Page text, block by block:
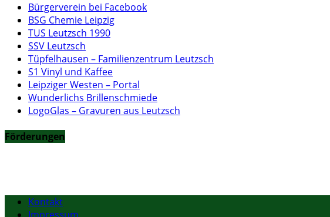
Bürgerverein bei Facebook
BSG Chemie Leipzig
TUS Leutzsch 1990
SSV Leutzsch
Tüpfelhausen – Familienzentrum Leutzsch
S1 Vinyl und Kaffee
Leipziger Westen – Portal
Wunderlichs Brillenschmiede
LogoGlas – Gravuren aus Leutzsch
Förderungen
Kontakt